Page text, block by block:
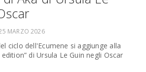
MARZO 2026
ciclo dell'Ecumene si aggiunge alla
di Ursula Le Guin negli Oscar